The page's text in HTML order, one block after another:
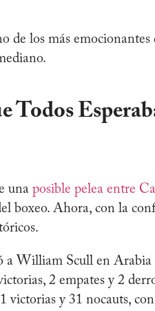
de los más emocionantes
Todos
una posible pelea entre
boxeo. Ahora, con la
William Scull en Arabia
2 empates y 2
y 31 nocauts,